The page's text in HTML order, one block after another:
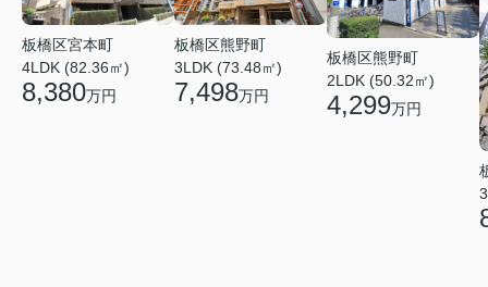
板橋区宮本町
4LDK (82.36㎡)
8,380万円
板橋区熊野町
3LDK (73.48㎡)
7,498万円
板橋区熊野町
2LDK (50.32㎡)
4,299万円